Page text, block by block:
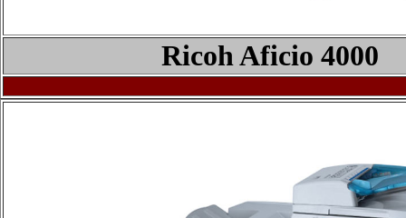
Ricoh Aficio 4000